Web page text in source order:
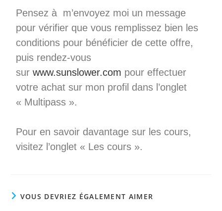
Pensez à m’envoyez moi un message
pour vérifier que vous remplissez bien les
conditions pour bénéficier de cette offre,
puis rendez-vous
surwww.sunslower.com pour effectuer
votre achat sur mon profil dans l’onglet
« Multipass ».
Pour en savoir davantage sur les cours,
visitez l’onglet « Les cours ».
VOUS DEVRIEZ ÉGALEMENT AIMER